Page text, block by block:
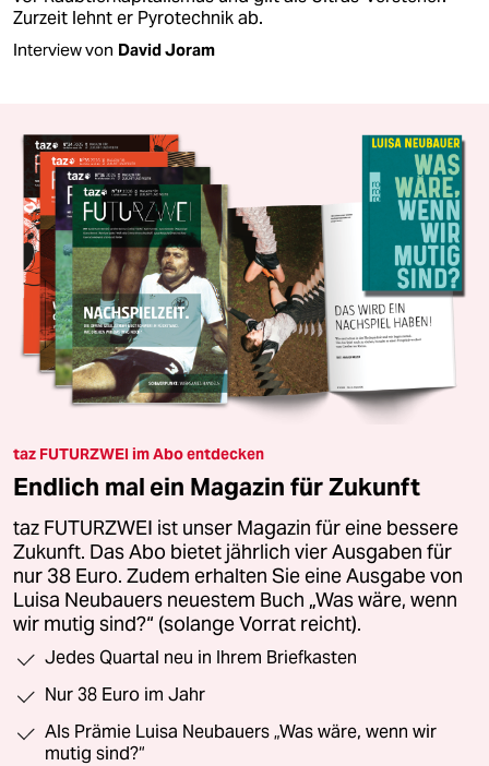
Zurzeit lehnt er Pyrotechnik ab.
Interview von David Joram
taz FUTURZWEI im Abo entdecken
Endlich mal ein Magazin für Zukunft
taz FUTURZWEI ist unser Magazin für eine bessere
Zukunft. Das Abo bietet jährlich vier Ausgaben für
nur 38 Euro. Zudem erhalten Sie eine Ausgabe von
Luisa Neubauers neuestem Buch „Was wäre, wenn
wir mutig sind?“ (solange Vorrat reicht).
Jedes Quartal neu in Ihrem Briefkasten
Nur 38 Euro im Jahr
Als Prämie Luisa Neubauers „Was wäre, wenn wir
mutig sind?“